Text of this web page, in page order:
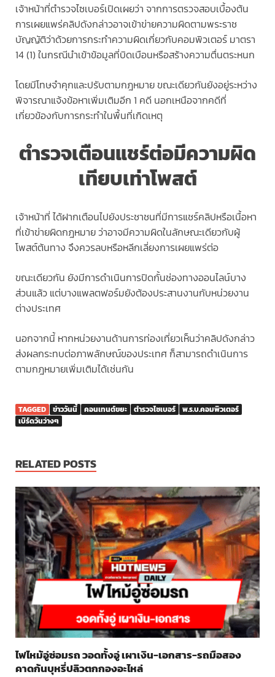
เจ้าหน้าที่ตำรวจไซเบอร์เปิดเผยว่า จากการตรวจสอบเบื้องต้น
การเผยแพร่คลิปดังกล่าวอาจเข้าข่ายความผิดตามพระราช
บัญญัติว่าด้วยการกระทำความผิดเกี่ยวกับคอมพิวเตอร์ มาตรา
14 (1) ในกรณีนำเข้าข้อมูลที่บิดเบือนหรือสร้างความตื่นตระหนก
โดยมีโทษจำคุกและปรับตามกฎหมาย ขณะเดียวกันยังอยู่ระหว่าง
พิจารณาแจ้งข้อหาเพิ่มเติมอีก 1 คดี นอกเหนือจากคดีที่
เกี่ยวข้องกับการกระทำในพื้นที่เกิดเหตุ
ตำรวจเตือนแชร์ต่อมีความผิด
เทียบเท่าโพสต์
เจ้าหน้าที่ ได้ฝากเตือนไปยังประชาชนที่มีการแชร์คลิปหรือเนื้อหา
ที่เข้าข่ายผิดกฎหมาย ว่าอาจมีความผิดในลักษณะเดียวกับผู้
โพสต์ต้นทาง จึงควรลบหรือหลีกเลี่ยงการเผยแพร่ต่อ
ขณะเดียวกัน ยังมีการดำเนินการปิดกั้นช่องทางออนไลน์บาง
ส่วนแล้ว แต่บางแพลตฟอร์มยังต้องประสานงานกับหน่วยงาน
ต่างประเทศ
นอกจากนี้ หากหน่วยงานด้านการท่องเที่ยวเห็นว่าคลิปดังกล่าว
ส่งผลกระทบต่อภาพลักษณ์ของประเทศ ก็สามารถดำเนินการ
ตามกฎหมายเพิ่มเติมได้เช่นกัน
TAGGED ข่าววันนี้ คอนเทนต์ขยะ ตำรวจไซเบอร์
พ.ร.บ.คอมพิวเตอร์
เบิร์ดวันว่างๆ
RELATED POSTS
ไฟไหม้อู่ซ่อมรถ วอดทั้งอู่ เผาเงิน-เอกสาร-รถมือสอง
คาดก้นบุหรี่ปลิวตกกองอะไหล่